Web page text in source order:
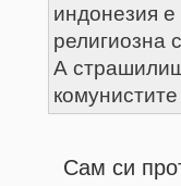
индонезия
религиозна
А
Сам си